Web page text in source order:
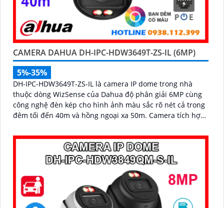
CAMERA DAHUA DH-IPC-HDW3649T-ZS-IL (6MP)
5%-35%
DH-IPC-HDW3649T-ZS-IL là camera IP dome trong nhà
thuộc dòng WizSense của Dahua độ phân giải 6MP cùng
công nghệ đèn kép cho hình ảnh màu sắc rõ nét cả trong
đêm tối đến 40m và hồng ngoại xa 50m. Camera tích hợp
năng phát hiện chính xác người và phương tiện, nâng cao
hiệu quả giám sát an ninh hỗ trợ PoE và giá rẻ hiệu quả